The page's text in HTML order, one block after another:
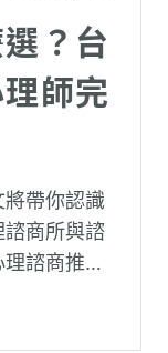
？台
師完
帶你認識
諮商所與諮
諮商推薦
調。